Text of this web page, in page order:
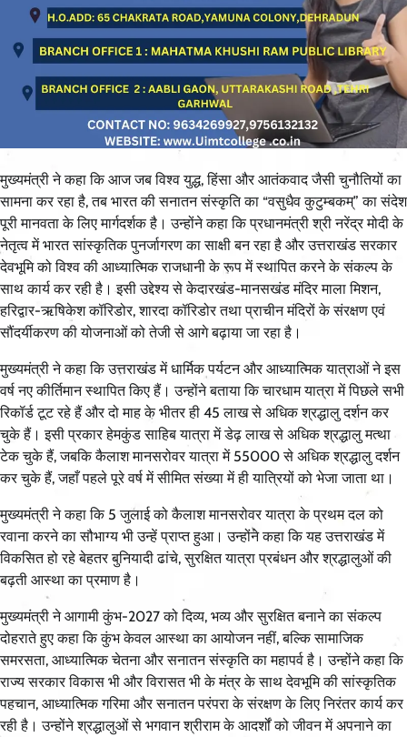
मुख्यमंत्री ने कहा कि आज जब विश्व युद्ध, हिंसा और आतंकवाद जैसी चुनौतियों का
सामना कर रहा है, तब भारत की सनातन संस्कृति का “वसुधैव कुटुम्बकम्” का संदेश
पूरी मानवता के लिए मार्गदर्शक है। उन्होंने कहा कि प्रधानमंत्री श्री नरेंद्र मोदी के
नेतृत्व में भारत सांस्कृतिक पुनर्जागरण का साक्षी बन रहा है और उत्तराखंड सरकार
देवभूमि को विश्व की आध्यात्मिक राजधानी के रूप में स्थापित करने के संकल्प के
साथ कार्य कर रही है। इसी उद्देश्य से केदारखंड-मानसखंड मंदिर माला मिशन,
हरिद्वार-ऋषिकेश कॉरिडोर, शारदा कॉरिडोर तथा प्राचीन मंदिरों के संरक्षण एवं
सौंदर्यीकरण की योजनाओं को तेजी से आगे बढ़ाया जा रहा है।
मुख्यमंत्री ने कहा कि उत्तराखंड में धार्मिक पर्यटन और आध्यात्मिक यात्राओं ने इस
वर्ष नए कीर्तिमान स्थापित किए हैं। उन्होंने बताया कि चारधाम यात्रा में पिछले सभी
रिकॉर्ड टूट रहे हैं और दो माह के भीतर ही 45 लाख से अधिक श्रद्धालु दर्शन कर
चुके हैं। इसी प्रकार हेमकुंड साहिब यात्रा में डेढ़ लाख से अधिक श्रद्धालु मत्था
टेक चुके हैं, जबकि कैलाश मानसरोवर यात्रा में 55000 से अधिक श्रद्धालु दर्शन
कर चुके हैं, जहाँ पहले पूरे वर्ष में सीमित संख्या में ही यात्रियों को भेजा जाता था।
मुख्यमंत्री ने कहा कि 5 जुलाई को कैलाश मानसरोवर यात्रा के प्रथम दल को
रवाना करने का सौभाग्य भी उन्हें प्राप्त हुआ। उन्होंने कहा कि यह उत्तराखंड में
विकसित हो रहे बेहतर बुनियादी ढांचे, सुरक्षित यात्रा प्रबंधन और श्रद्धालुओं की
बढ़ती आस्था का प्रमाण है।
मुख्यमंत्री ने आगामी कुंभ-2027 को दिव्य, भव्य और सुरक्षित बनाने का संकल्प
दोहराते हुए कहा कि कुंभ केवल आस्था का आयोजन नहीं, बल्कि सामाजिक
समरसता, आध्यात्मिक चेतना और सनातन संस्कृति का महापर्व है। उन्होंने कहा कि
राज्य सरकार विकास भी और विरासत भी के मंत्र के साथ देवभूमि की सांस्कृतिक
पहचान, आध्यात्मिक गरिमा और सनातन परंपरा के संरक्षण के लिए निरंतर कार्य कर
रही है। उन्होंने श्रद्धालुओं से भगवान श्रीराम के आदर्शों को जीवन में अपनाने का